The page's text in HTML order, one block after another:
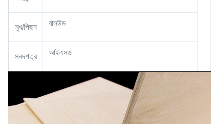
মুখ/পিছন বাসউড
সনদপত্র আইএসও